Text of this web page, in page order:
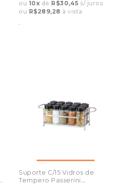
ou 10x de R$30,45 s/ juros
ou R$289,28 à vista
.
Suporte C/15 Vidros de
Tempero Passerini